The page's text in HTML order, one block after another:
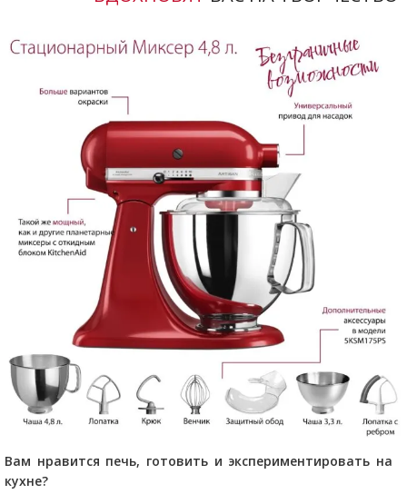
Вам нравится печь, готовить и экспериментировать на
кухне?